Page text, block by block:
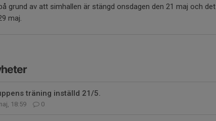
grund av att simhallen är stängd onsdagen den 21 maj och det
maj.
träning inställd 21/5.
18:59 0